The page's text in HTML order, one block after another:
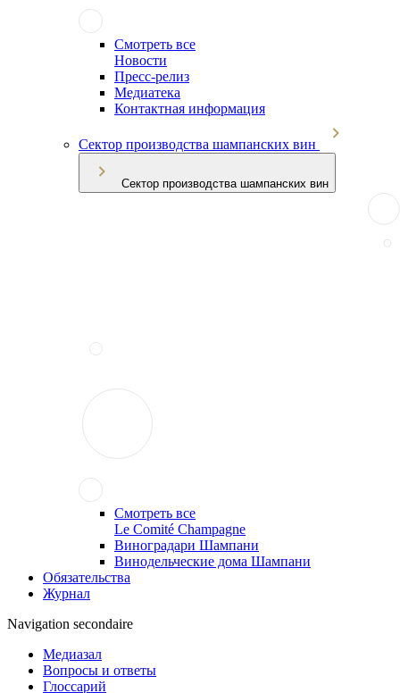
Смотреть все
Новости
Пресс-релиз
Медиатека
Контактная информация
Сектор производства шампанских вин
Сектор производства шампанских вин
Смотреть все
Le Comité Champagne
Виноградари Шампани
Винодельческие дома Шампани
Обязательства
Журнал
Navigation secondaire
Медиазал
Вопросы и ответы
Глоссарий